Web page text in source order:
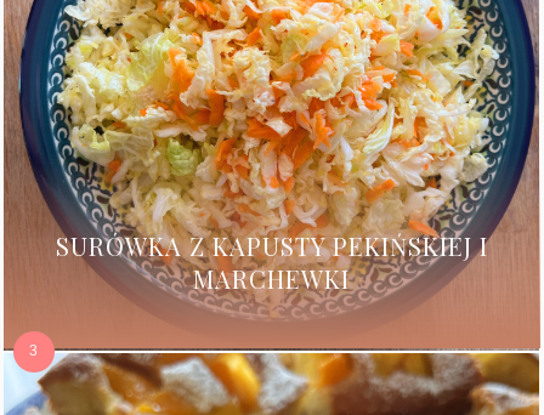
SURÓWKA Z KAPUSTY PEKIŃSKIEJ I
MARCHEWKI